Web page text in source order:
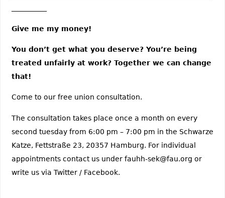
Give me my money!
You don’t get what you deserve? You’re being
treated unfairly at work? Together we can change
that!
Come to our free union consultation.
The consultation takes place once a month on every
second tuesday from 6:00 pm – 7:00 pm in the Schwarze
Katze, Fettstraße 23, 20357 Hamburg. For individual
appointments contact us under fauhh-sek@fau.org or
write us via Twitter / Facebook.